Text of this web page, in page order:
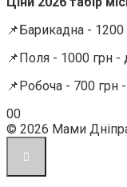
📌Барикадна -
📌Поля - 1000 грн
📌Робоча - 700
Голосуйте
-
палець
донизу.
0Голосуйте
-
палець
доверху.
0
© 2026 Мами Дніпра